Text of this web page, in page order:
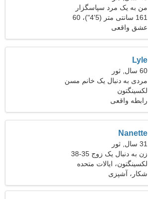
من به یک مرد سپاسگزار
برای قدم زدن با هم نیاز دارم
161 سانتی متر (5'4")، 60
کیلوگرم (132 پوند)
عشق واقعی
Lyle
60 سال, ثور
مردی به دنبال یک خانم مسن
لکسینگتون
رابطه واقعی
Nanette
31 سال, ثور
زن به دنبال یک زوج 35-38
لکسینگتون، ایالات متحده
آمریکا
شکار، آشپزی